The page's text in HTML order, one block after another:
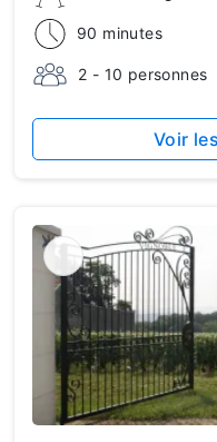
90 minutes
2 - 10 personnes
Voir